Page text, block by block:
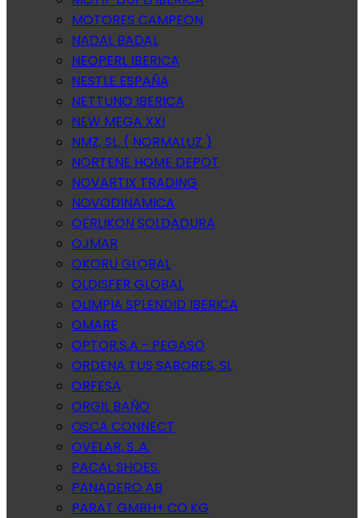
MOTORES CAMPEON
NADAL BADAL
NEOPERL IBERICA
NESTLE ESPAÑA
NETTUNO IBERICA
NEW MEGA XXI
NMZ, SL. ( NORMALUZ )
NORTENE HOME DEPOT
NOVARTIX TRADING
NOVODINAMICA
OERLIKON SOLDADURA
OJMAR
OKORU GLOBAL
OLDISFER GLOBAL
OLIMPIA SPLENDID IBERICA
OMARE
OPTOR.S.A - PEGASO
ORDENA TUS SABORES, SL
ORFESA
ORGIL BAÑO
OSCA CONNECT
OVELAR, S..A.
PACAL SHOES.
PANADERO AB
PARAT GMBH+ CO.KG